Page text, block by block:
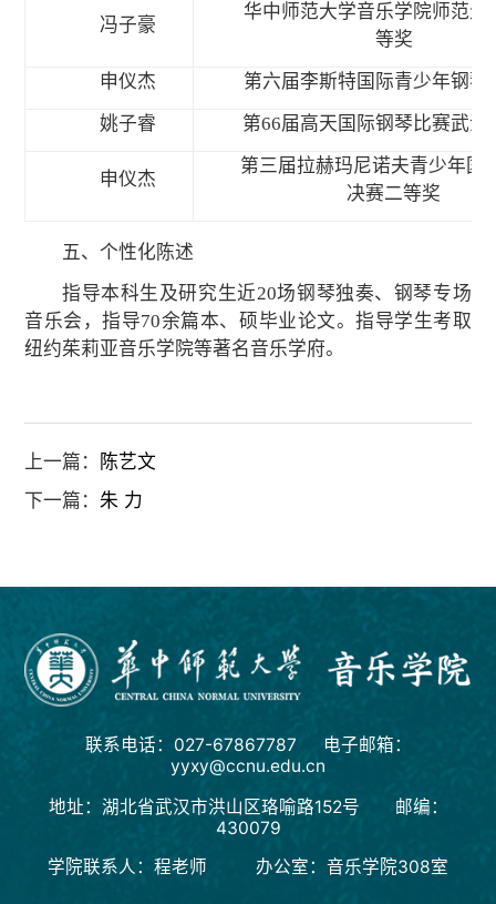
冯子豪
华中师范大学音乐学院师范生
等奖
申仪杰
第六届李斯特国际青少年钢琴
姚子睿
第66届高天国际钢琴比赛武汉
申仪杰
第三届拉赫玛尼诺夫青少年国
决赛二等奖
五、个性化陈述
指导本科生及研究生近20场钢琴独奏、钢琴专场
音乐会，指导70余篇本、硕毕业论文。指导学生考取
纽约茱莉亚音乐学院等著名音乐学府。
上一篇： 陈艺文
下一篇：朱 力
联系电话：027-67867787 电子邮箱：
yyxy@ccnu.edu.cn
地址：湖北省武汉市洪山区珞喻路152号 邮编：
430079
学院联系人：程老师 办公室：音乐学院308室